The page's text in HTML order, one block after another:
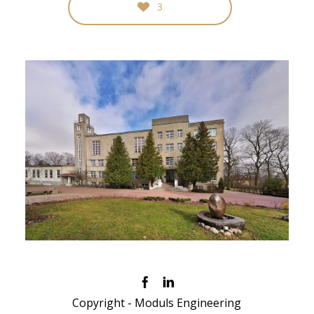
3
Copyright - Moduls Engineering